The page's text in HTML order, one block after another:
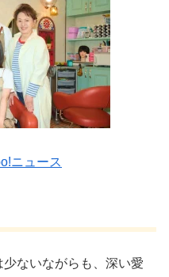
ニュース
ないながらも、深い愛